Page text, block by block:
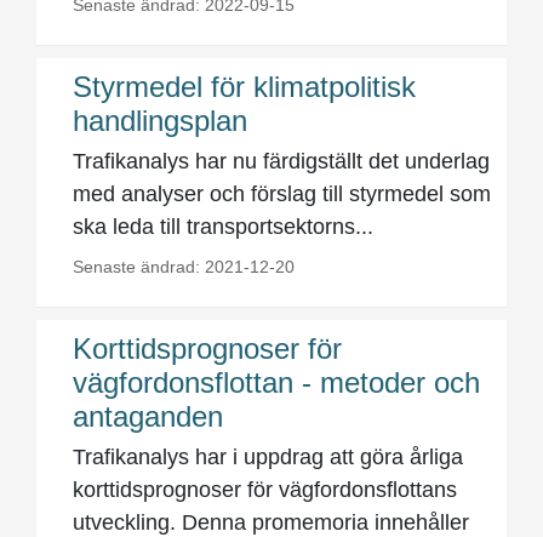
Senaste ändrad: 2022-09-15
Styrmedel för klimatpolitisk
handlingsplan
Trafikanalys har nu färdigställt det underlag
med analyser och förslag till styrmedel som
ska leda till transportsektorns...
Senaste ändrad: 2021-12-20
Korttidsprognoser för
vägfordonsflottan - metoder och
antaganden
Trafikanalys har i uppdrag att göra årliga
korttidsprognoser för vägfordonsflottans
utveckling. Denna promemoria innehåller